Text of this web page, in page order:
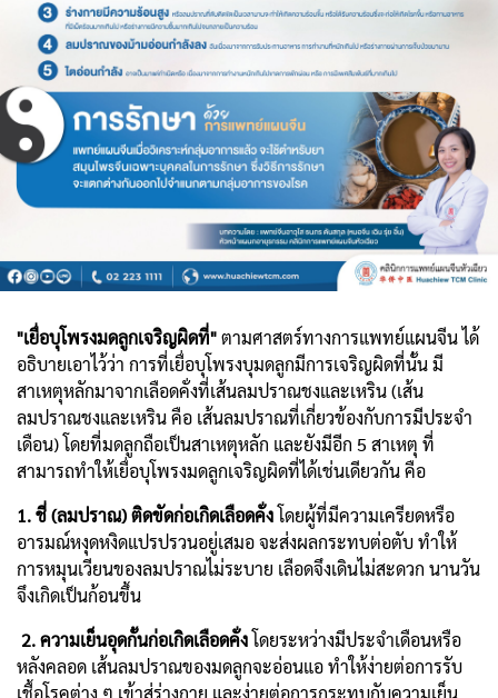
"เยื่อบุโพรงมดลูกเจริญผิดที่"ตามศาสตร์ทางการแพทย์แผนจีน ได้
อธิบายเอาไว้ว่า การที่เยื่อบุโพรงบุมดลูกมีการเจริญผิดที่นั้น มี
สาเหตุหลักมาจากเลือดคั่งที่เส้นลมปราณชงและเหริน (เส้น
ลมปราณชงและเหริน คือ เส้นลมปราณที่เกี่ยวข้องกับการมีประจำ
เดือน) โดยที่มดลูกถือเป็นสาเหตุหลัก และยังมีอีก 5 สาเหตุ ที่
สามารถทำให้เยื่อบุโพรงมดลูกเจริญผิดที่ได้เช่นเดียวกัน คือ
1. ชี่ (ลมปราณ) ติดขัดก่อเกิดเลือดคั่งโดยผู้ที่มีความเครียดหรือ
อารมณ์หงุดหงิดแปรปรวนอยู่เสมอ จะส่งผลกระทบต่อตับ ทำให้
การหมุนเวียนของลมปราณไม่ระบาย เลือดจึงเดินไม่สะดวก นานวัน
จึงเกิดเป็นก้อนขึ้น
2. ความเย็นอุดกั้นก่อเกิดเลือดคั่งโดยระหว่างมีประจำเดือนหรือ
หลังคลอด เส้นลมปราณของมดลูกจะอ่อนแอ ทำให้ง่ายต่อการรับ
เชื้อโรคต่าง ๆ เข้าสู่ร่างกาย และง่ายต่อการกระทบกับความเย็น